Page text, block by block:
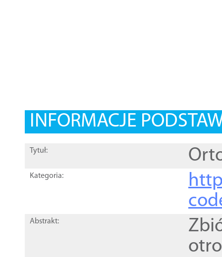
INFORMACJE
Tytuł:
Kategoria:
Abstrakt: